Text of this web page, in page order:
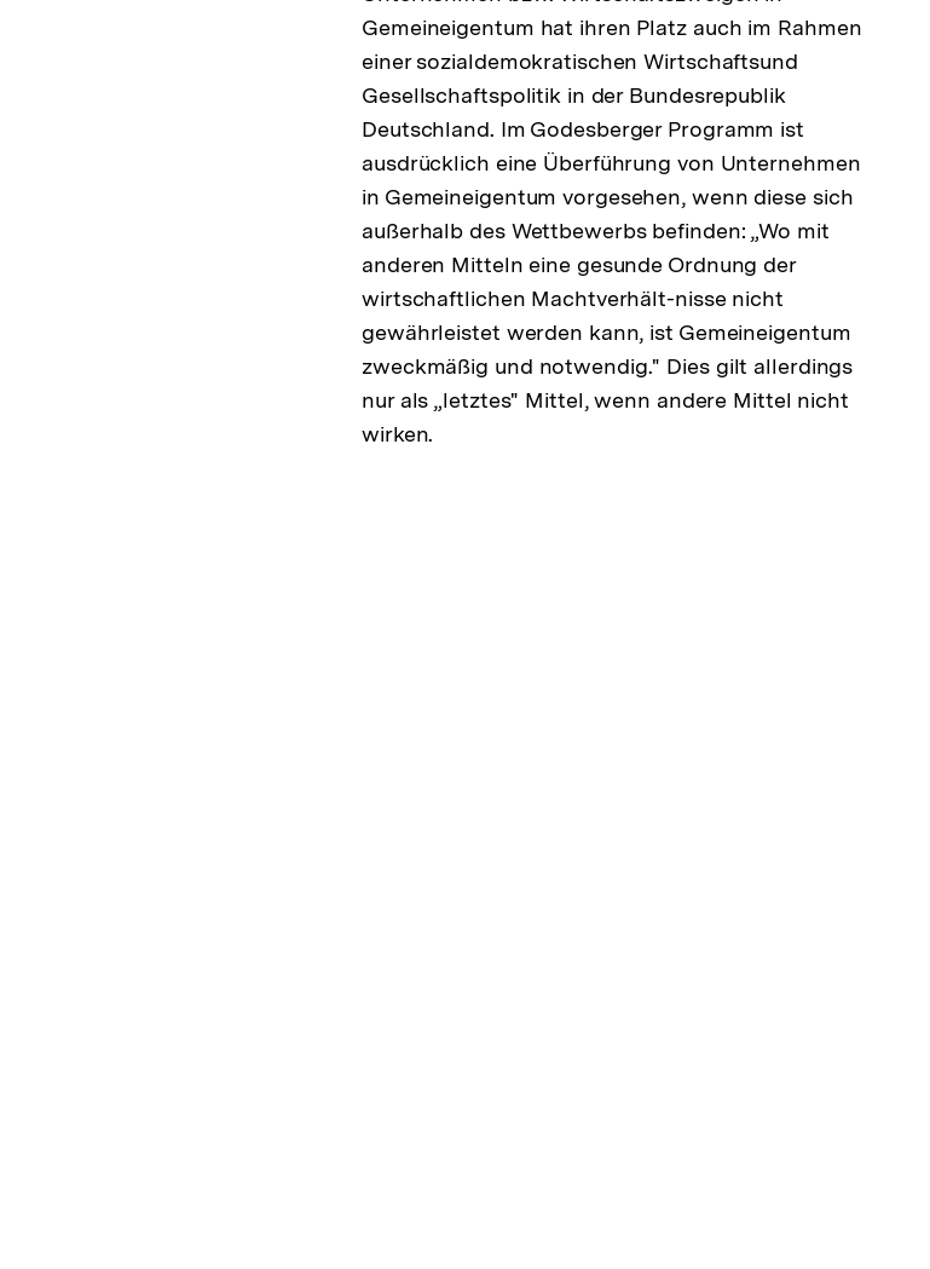
Gemeineigentum hat ihren Platz auch im Rahmen
einer sozialdemokratischen Wirtschaftsund
Gesellschaftspolitik in der Bundesrepublik
Deutschland. Im Godesberger Programm ist
ausdrücklich eine Überführung von Unternehmen
in Gemeineigentum vorgesehen, wenn diese sich
außerhalb des Wettbewerbs befinden: „Wo mit
anderen Mitteln eine gesunde Ordnung der
wirtschaftlichen Machtverhält-nisse nicht
gewährleistet werden kann, ist Gemeineigentum
zweckmäßig und notwendig." Dies gilt allerdings
nur als „letztes" Mittel, wenn andere Mittel nicht
wirken.